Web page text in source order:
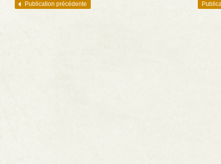
Navigation des articles
Publication précédente